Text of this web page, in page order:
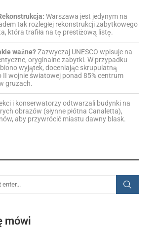
Warszawa jest jedynym na
tak rozległej rekonstrukcji zabytkowego
która trafiła na tę prestiżową listę.
ważne?Zazwyczaj UNESCO wpisuje na
oryginalne zabytki. W przypadku
wyjątek, doceniając skrupulatną
II wojnie światowej ponad 85% centrum
gruzach.
i konserwatorzy odtwarzali budynki na
obrazów (słynne płótna Canaletta),
aby przywrócić miastu dawny blask.
mówi